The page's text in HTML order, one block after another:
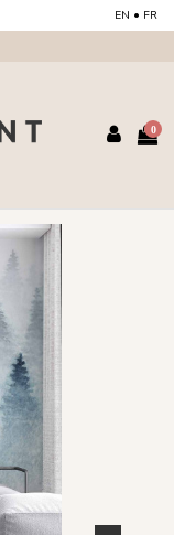
EN • FR
0